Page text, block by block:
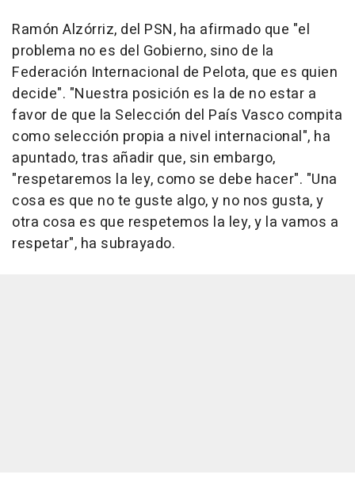
Ramón Alzórriz, del PSN, ha afirmado que "el
problema no es del Gobierno, sino de la
Federación Internacional de Pelota, que es quien
decide". "Nuestra posición es la de no estar a
favor de que la Selección del País Vasco compita
como selección propia a nivel internacional", ha
apuntado, tras añadir que, sin embargo,
"respetaremos la ley, como se debe hacer". "Una
cosa es que no te guste algo, y no nos gusta, y
otra cosa es que respetemos la ley, y la vamos a
respetar", ha subrayado.